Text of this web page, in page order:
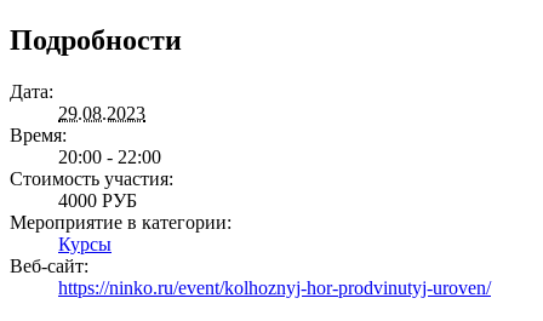
Подробности
Дата:
29.08.2023
Время:
20:00 - 22:00
Стоимость участия:
4000 РУБ
Мероприятие в категории:
Курсы
Веб-сайт:
https://ninko.ru/event/kolhoznyj-hor-prodvinutyj-uroven/